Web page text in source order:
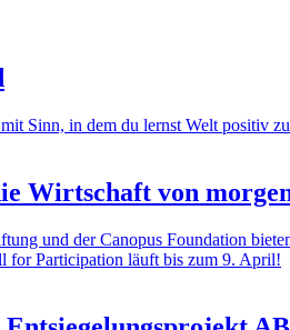
Sinn, in dem du lernst Welt positiv
Wirtschaft von
und der Canopus Foundation
for Participation läuft bis zum 9. April!